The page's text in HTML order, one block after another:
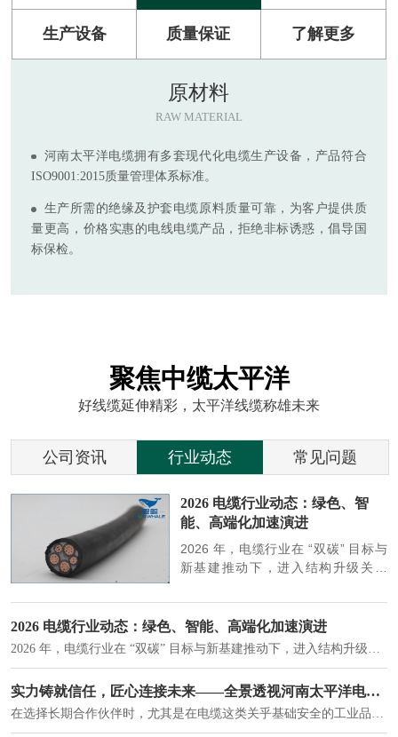
生产设备 质量保证 了解更多
原材料
RAW MATERIAL
河南太平洋电缆拥有多套现代化电缆生产设备，产品符合
ISO9001:2015质量管理体系标准。
生产所需的绝缘及护套电缆原料质量可靠，为客户提供质
量更高，价格实惠的电线电缆产品，拒绝非标诱惑，倡导国
标保检。
聚焦中缆太平洋
好线缆延伸精彩，太平洋线缆称雄未来
公司资讯 行业动态 常见问题
2026 电缆行业动态：绿色、智
能、高端化加速演进
2026 年，电缆行业在 “双碳” 目标与
新基建推动下，进入结构升级关键
大清晰趋势，市场格局持续优化。
2026 电缆行业动态：绿色、智能、高端化加速演进
实力铸就信任，匠心连接未来——全景透视河南太平洋电缆厂
在选择长期合作伙伴时，尤其是在电缆这类关乎基础安全的工业品上，供应商的“内在实力”远比一纸报价单更重要。今天，我们邀请您“云参观”河南太平洋电缆厂，透过每一个细节，看我们如何将“可靠”二字，铸入每一米电缆。